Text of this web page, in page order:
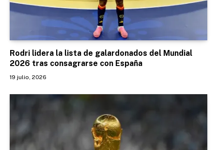
Rodri lidera la lista de galardonados del Mundial
2026 tras consagrarse con España
19 julio, 2026